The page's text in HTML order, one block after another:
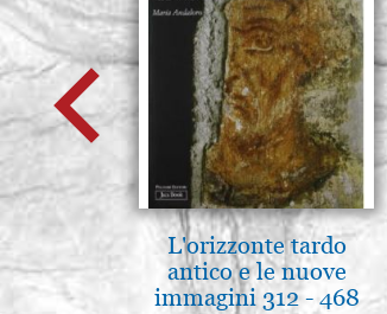
L'orizzonte tardo
antico e le nuove
immagini 312 - 468